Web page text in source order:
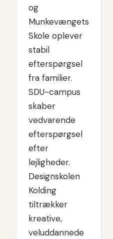
og
Munkevængets
Skole oplever
stabil
efterspørgsel
fra familier.
SDU-campus
skaber
vedvarende
efterspørgsel
efter
lejligheder.
Designskolen
Kolding
tiltrækker
kreative,
veluddannede